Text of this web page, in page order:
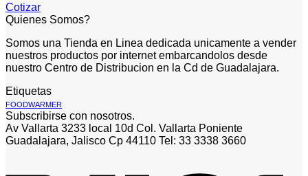
Cotizar
Quienes Somos?
Somos una Tienda en Linea dedicada unicamente a vender
nuestros productos por internet embarcandolos desde
nuestro Centro de Distribucion en la Cd de Guadalajara.
Etiquetas
FOODWARMER
Subscribirse con nosotros.
Av Vallarta 3233 local 10d Col. Vallarta Poniente
Guadalajara, Jalisco Cp 44110 Tel: 33 3338 3660